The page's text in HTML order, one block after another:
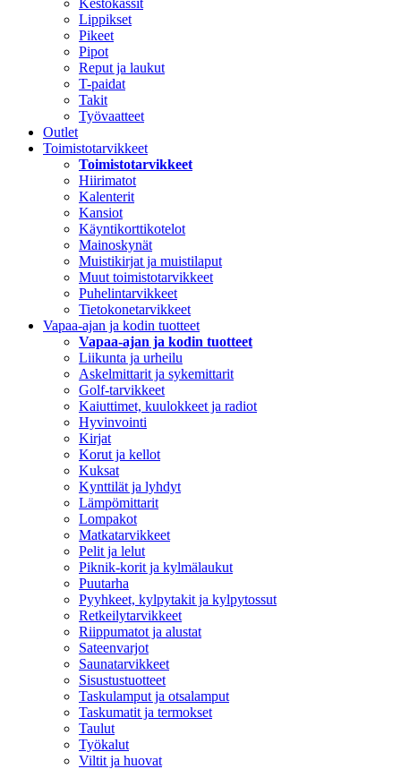
Kestokassit
Lippikset
Pikeet
Pipot
Reput ja laukut
T-paidat
Takit
Työvaatteet
Outlet
Toimistotarvikkeet
Toimistotarvikkeet
Hiirimatot
Kalenterit
Kansiot
Käyntikorttikotelot
Mainoskynät
Muistikirjat ja muistilaput
Muut toimistotarvikkeet
Puhelintarvikkeet
Tietokonetarvikkeet
Vapaa-ajan ja kodin tuotteet
Vapaa-ajan ja kodin tuotteet
Liikunta ja urheilu
Askelmittarit ja sykemittarit
Golf-tarvikkeet
Kaiuttimet, kuulokkeet ja radiot
Hyvinvointi
Kirjat
Korut ja kellot
Kuksat
Kynttilät ja lyhdyt
Lämpömittarit
Lompakot
Matkatarvikkeet
Pelit ja lelut
Piknik-korit ja kylmälaukut
Puutarha
Pyyhkeet, kylpytakit ja kylpytossut
Retkeilytarvikkeet
Riippumatot ja alustat
Sateenvarjot
Saunatarvikkeet
Sisustustuotteet
Taskulamput ja otsalamput
Taskumatit ja termokset
Taulut
Työkalut
Viltit ja huovat